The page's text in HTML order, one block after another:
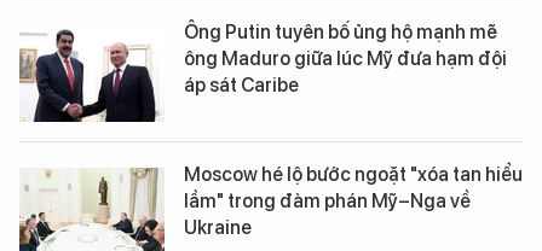
Ông Putin tuyên bố ủng hộ mạnh mẽ
ông Maduro giữa lúc Mỹ đưa hạm đội
áp sát Caribe
Moscow hé lộ bước ngoặt "xóa tan hiểu
lầm" trong đàm phán Mỹ–Nga về
Ukraine